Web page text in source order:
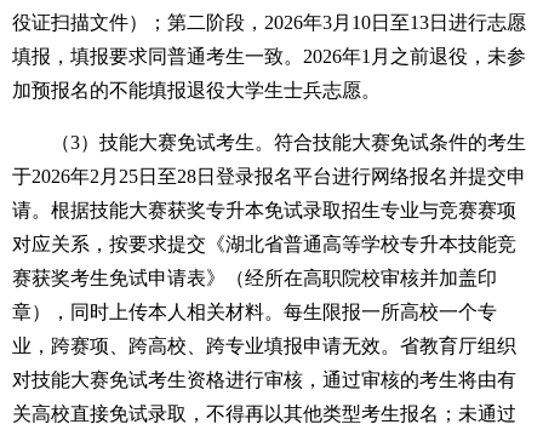
役证扫描文件）；第二阶段，2026年3月10日至13日进行志愿
填报，填报要求同普通考生一致。2026年1月之前退役，未参
加预报名的不能填报退役大学生士兵志愿。
（3）技能大赛免试考生。符合技能大赛免试条件的考生
于2026年2月25日至28日登录报名平台进行网络报名并提交申
请。根据技能大赛获奖专升本免试录取招生专业与竞赛赛项
对应关系，按要求提交《湖北省普通高等学校专升本技能竞
赛获奖考生免试申请表》（经所在高职院校审核并加盖印
章），同时上传本人相关材料。每生限报一所高校一个专
业，跨赛项、跨高校、跨专业填报申请无效。省教育厅组织
对技能大赛免试考生资格进行审核，通过审核的考生将由有
关高校直接免试录取，不得再以其他类型考生报名；未通过